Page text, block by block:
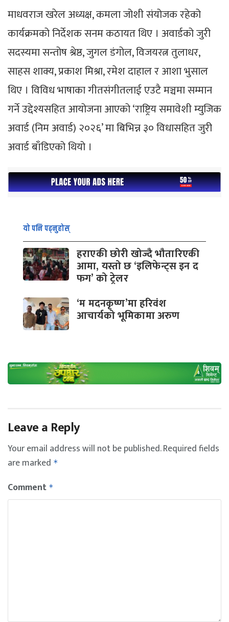
माधवराज खरेल अध्यक्ष, कमला जोशी संयोजक रहेको
कार्यक्रमको निर्देशक सनम कठायत थिए । अवार्डको जुरी
सदस्यमा सन्तोष श्रेष्ठ, जुगल डंगोल, विजयरत्न तुलाधर,
साहस शाक्य, प्रकाश मिश्रा, रमेश दाहाल र आशा भुसाल
थिए । विविध भाषाका गीतसंगीतलाई एउटै मञ्चमा सम्मान
गर्ने उद्देश्यसहित आयोजना आएको ‘राष्ट्रिय समावेशी म्युजिक
अवार्ड (निम अवार्ड) २०२६’ मा बिभिन्न ३० विधासहित जुरी
अवार्ड बाँडिएको थियो ।
यो पनि पढ्नुहोस्
हराएकी छोरी खोज्दै भौतारिएकी
आमा, यस्तो छ ‘इलिफेन्ट्स इन द
फग’ को ट्रेलर
‘म मदनकृष्ण’मा हरिवंश
आचार्यको भूमिकामा अरुण
Leave a Reply
Your email address will not be published.Required fields
are marked *
Comment *